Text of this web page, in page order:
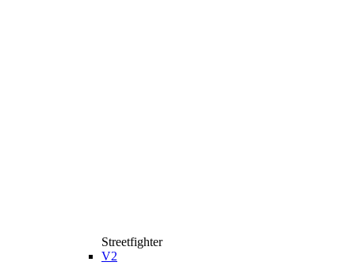
Streetfighter
V2